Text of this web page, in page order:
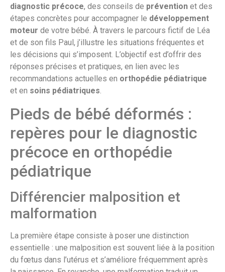
diagnostic précoce, des conseils de prévention et des
étapes concrètes pour accompagner le développement
moteur de votre bébé. À travers le parcours fictif de Léa
et de son fils Paul, j’illustre les situations fréquentes et
les décisions qui s’imposent. L’objectif est d’offrir des
réponses précises et pratiques, en lien avec les
recommandations actuelles en orthopédie pédiatrique
et en soins pédiatriques.
Pieds de bébé déformés :
repères pour le diagnostic
précoce en orthopédie
pédiatrique
Différencier malposition et
malformation
La première étape consiste à poser une distinction
essentielle : une malposition est souvent liée à la position
du fœtus dans l’utérus et s’améliore fréquemment après